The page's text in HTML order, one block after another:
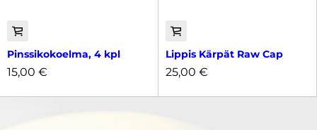
Pinssikokoelma, 4 kpl
15,00 €
Lippis Kärpät Raw Cap
25,00 €